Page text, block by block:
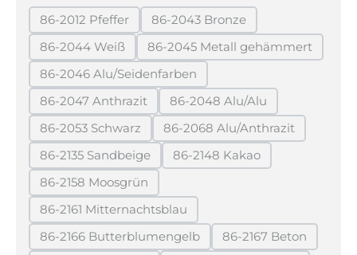
86-2012 Pfeffer
(Diese Option ist zurzeit nicht verfügbar.)
86-2043 Bronze
(Diese Option ist zurzeit nicht
86-2044 Weiß
(Diese Option ist zurzeit nicht verfügbar.)
86-2045 Metall gehämmert
(Diese Option ist
86-2046 Alu/Seidenfarben
(Diese Option ist zurzeit nicht verfügbar.)
86-2047 Anthrazit
(Diese Option ist zurzeit nicht verfügbar.)
86-2048 Alu/Alu
(Diese Option ist zurzeit
86-2053 Schwarz
(Diese Option ist zurzeit nicht verfügbar.)
86-2068 Alu/Anthrazit
(Diese Option ist zurzeit
86-2135 Sandbeige
(Diese Option ist zurzeit nicht verfügbar.)
86-2148 Kakao
(Diese Option ist zurzeit
86-2158 Moosgrün
(Diese Option ist zurzeit nicht verfügbar.)
86-2161 Mitternachtsblau
(Diese Option ist zurzeit nicht verfügbar.)
86-2166 Butterblumengelb
(Diese Option ist zurzeit nicht verfügbar.)
86-2167 Beton
(Diese Option ist